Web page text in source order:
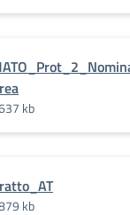
kb
kb